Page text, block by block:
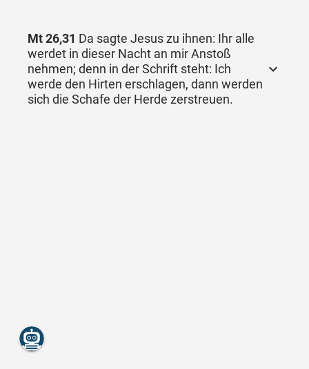
Mt 26,31 Da sagte Jesus zu ihnen: Ihr alle
werdet in dieser Nacht an mir Anstoß
nehmen; denn in der Schrift steht: Ich
werde den Hirten erschlagen, dann werden
sich die Schafe der Herde zerstreuen.